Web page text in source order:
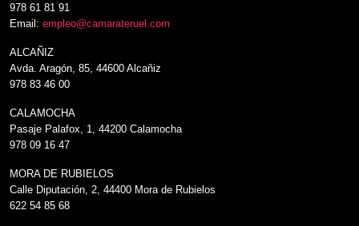
978 61 81 91
Email: empleo@camarateruel.com
ALCAÑIZ
Avda. Aragón, 85, 44600 Alcañiz
978 83 46 00
CALAMOCHA
Pasaje Palafox, 1, 44200 Calamocha
978 09 16 47
MORA DE RUBIELOS
Calle Diputación, 2, 44400 Mora de Rubielos
622 54 85 68